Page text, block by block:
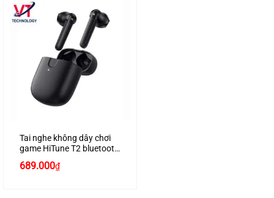
Tai nghe không dây chơi
game HiTune T2 bluetooth
loại bỏ tiếng ồn, chống
689.000₫